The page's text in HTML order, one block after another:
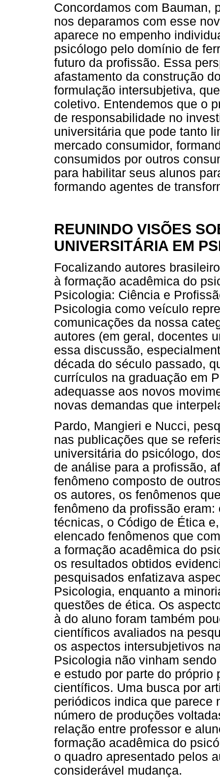
Concordamos com Bauman,
nos deparamos com esse
aparece no empenho
psicólogo pelo domínio de
futuro da profissão. Essa
afastamento da construção
formulação intersubjetiva,
coletivo. Entendemos que o
de responsabilidade no
universitária que pode tanto
mercado consumidor,
consumidos por outros
para habilitar seus alunos
formando agentes de
REUNINDO VISÕES
UNIVERSITÁRIA EM
Focalizando autores
à formação acadêmica do
Psicologia: Ciência e
Psicologia como veículo
comunicações da nossa
autores (em geral, docentes
essa discussão,
década do século passado,
currículos na graduação em
adequasse aos novos
novas demandas que
Pardo, Mangieri e Nucci,
nas publicações que se
universitária do psicólogo,
de análise para a profissão,
fenômeno composto de
os autores, os fenômenos
fenômeno da profissão
técnicas, o Código de Ética
elencado fenômenos que
a formação acadêmica do
os resultados obtidos
pesquisados enfatizava
Psicologia, enquanto a
questões de ética. Os
à do aluno foram também
científicos avaliados na
os aspectos intersubjetivos
Psicologia não vinham
e estudo por parte do
científicos. Uma busca por
periódicos indica que parece
número de produções
relação entre professor e
formação acadêmica do
o quadro apresentado pelos
considerável mudança.